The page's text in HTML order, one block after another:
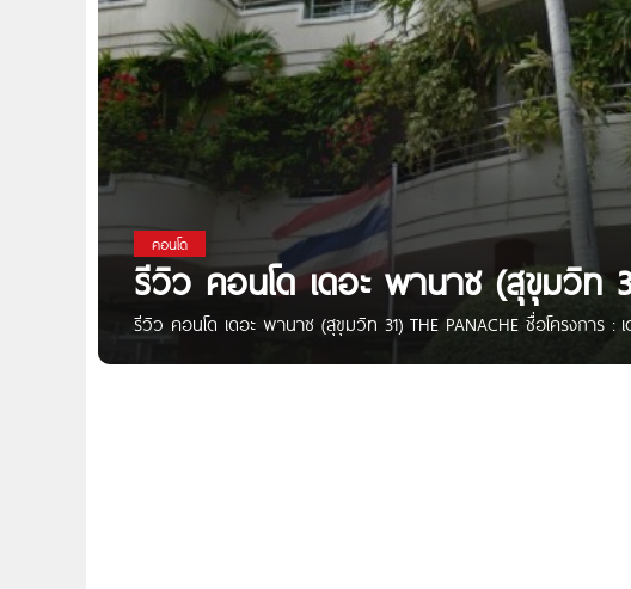
คอนโด
รีวิว คอนโด เดอะ พานาซ (สุขุมวิท
รีวิว คอนโด เดอะ พานาซ (สุขุมวิท 31) THE PANACHE ชื่อโครงการ :